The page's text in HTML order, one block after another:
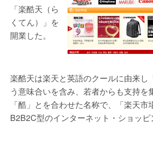
「楽酷天（ら
くてん）」を
開業した。
楽酷天は楽天と英語のクールに由来し
う意味合いを含み、若者からも支持を
「酷」とを合わせた名称で、「楽天市
B2B2C型のインターネット・ショッピ